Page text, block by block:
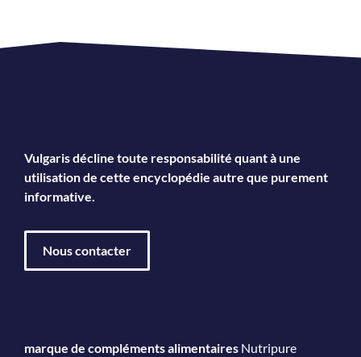
Vulgaris décline toute responsabilité quant à une
utilisation de cette encyclopédie autre que purement
informative.
Nous contacter
marque de compléments alimentaires Nutripure